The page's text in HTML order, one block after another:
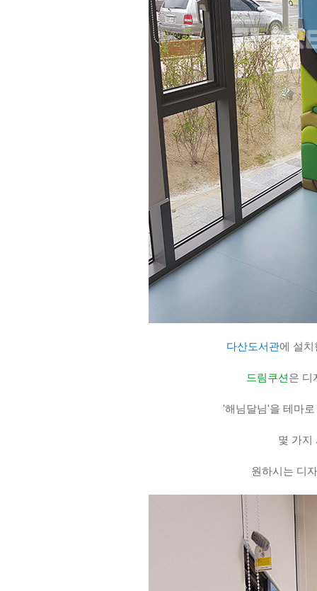
다산도서관에 설
드림쿠션 은 디
'해님달님'을 테마로
몇 가지
원하시는 디